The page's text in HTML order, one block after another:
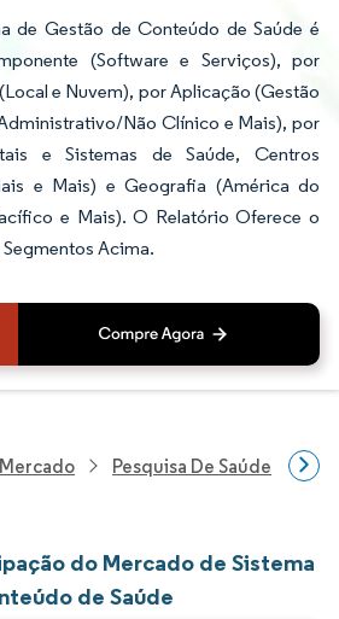
de Gestão de Conteúdo de Saúde é
(Software e Serviços), por
e Nuvem), por Aplicação (Gestão
Não Clínico e Mais), por
e Sistemas de Saúde, Centros
e Mais) e Geografia (América do
e Mais). O Relatório Oferece o
Segmentos Acima.
Pesquisa De Saúde
do Mercado de Sistema
de Saúde